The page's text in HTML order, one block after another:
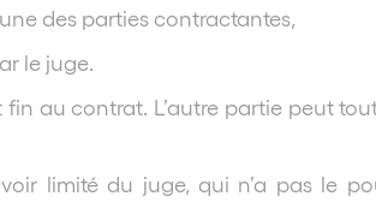
des parties contractantes,
le juge.
au contrat. L’autre partie peut
limité du juge, qui n’a pas le